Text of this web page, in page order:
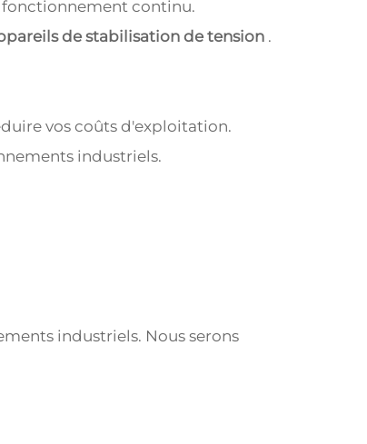
fonctionnement continu.
de stabilisation de tension .
vos coûts d'exploitation.
industriels.
industriels. Nous serons